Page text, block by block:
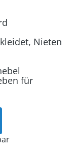
Nieten
für